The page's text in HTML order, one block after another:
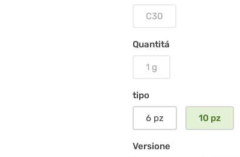
C30
Quantitá
1 g
tipo
6 pz 10 pz
Versione